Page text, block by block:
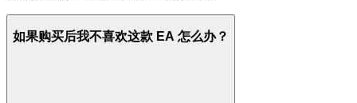
如果购买后我不喜欢这款 EA 怎么办？